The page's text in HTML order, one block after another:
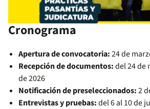
Cronograma
Apertura de convocatoria:24 de
Recepción de documentos:del 24 de
de 2026
Notificación de preseleccionados:2
Entrevistas y pruebas:del 6 al 10 de